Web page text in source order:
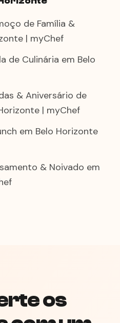
de Família &
| myChef
de Culinária em Belo
& Aniversário de
| myChef
em Belo Horizonte
& Noivado em
os